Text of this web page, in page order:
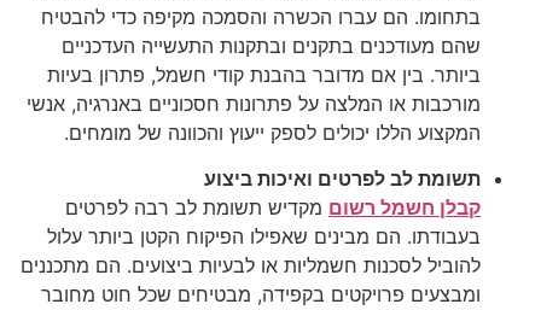
בתחומו. הם עברו הכשרה והסמכה מקיפה כדי להבטיח
שהם מעודכנים בתקנים ובתקנות התעשייה העדכניים
ביותר. בין אם מדובר בהבנת קודי חשמל, פתרון בעיות
מורכבות או המלצה על פתרונות חסכוניים באנרגיה, אנשי
המקצוע הללו יכולים לספק ייעוץ והכוונה של מומחים.
תשומת לב לפרטים ואיכות ביצוע
קבלן חשמל רשום מקדיש תשומת לב רבה לפרטים
בעבודתו. הם מבינים שאפילו הפיקוח הקטן ביותר עלול
להוביל לסכנות חשמליות או לבעיות ביצועים. הם מתכננים
ומבצעים פרויקטים בקפידה, מבטיחים שכל חוט מחובר